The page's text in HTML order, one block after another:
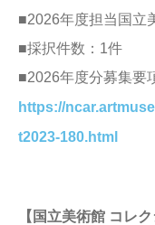
■2026年度担当国立
■採択件数：1件
■2026年度分募集要
https://
t2023-180.html
【国立美術館 コレ